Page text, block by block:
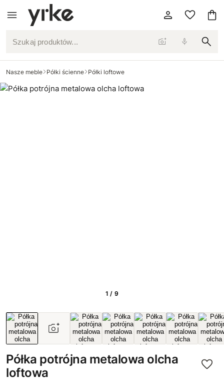
Szukaj produktów...
Nasze meble Półki ścienne Półki loftowe
1 / 9
Półka potrójna metalowa olcha
loftowa